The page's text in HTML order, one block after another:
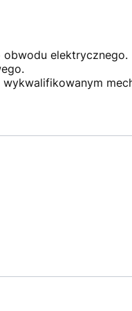
elektrycznego.